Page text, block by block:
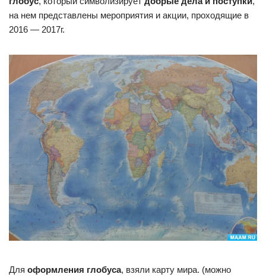
на нем представлены мероприятия и акции, проходящие в
2016 — 2017г.
Для оформления глобуса, взяли карту мира. (можно